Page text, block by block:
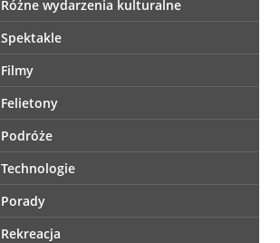
Różne wydarzenia kulturalne
Spektakle
Filmy
Felietony
Podróże
Technologie
Porady
Rekreacja